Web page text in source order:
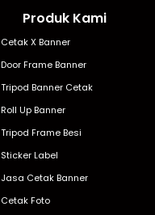
Produk Kami
Cetak X Banner
Door Frame Banner
Tripod Banner Cetak
Roll Up Banner
Tripod Frame Besi
Sticker Label
Jasa Cetak Banner
Cetak Foto